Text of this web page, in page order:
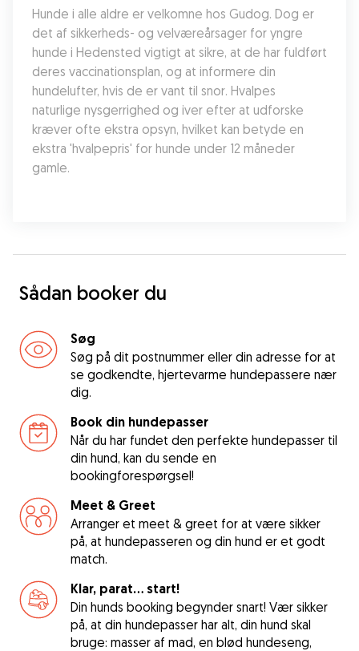
Hunde i alle aldre er velkomne hos Gudog. Dog er
det af sikkerheds- og velværeårsager for yngre
hunde i Hedensted vigtigt at sikre, at de har fuldført
deres vaccinationsplan, og at informere din
hundelufter, hvis de er vant til snor. Hvalpes
naturlige nysgerrighed og iver efter at udforske
kræver ofte ekstra opsyn, hvilket kan betyde en
ekstra 'hvalpepris' for hunde under 12 måneder
gamle.
Sådan booker du
Søg
Søg på dit postnummer eller din adresse for at
se godkendte, hjertevarme hundepassere nær
dig.
Book din hundepasser
Når du har fundet den perfekte hundepasser til
din hund, kan du sende en
bookingforespørgsel!
Meet & Greet
Arranger et meet & greet for at være sikker
på, at hundepasseren og din hund er et godt
match.
Klar, parat... start!
Din hunds booking begynder snart! Vær sikker
på, at din hundepasser har alt, din hund skal
bruge: masser af mad, en blød hundeseng,